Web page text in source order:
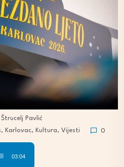
Pavlić
, Karlovac, Kultura, Vijesti 0
03:04